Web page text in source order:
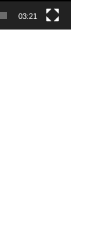
03:21